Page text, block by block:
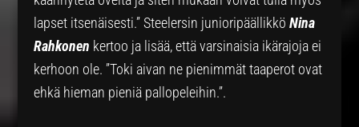
lapset itsenäisesti.” Steelersin junioripäällikköNina
Rahkonen kertoo ja lisää, että varsinaisia ikärajoja ei
kerhoon ole. ”Toki aivan ne pienimmät taaperot ovat
ehkä hieman pieniä pallopeleihin.”.